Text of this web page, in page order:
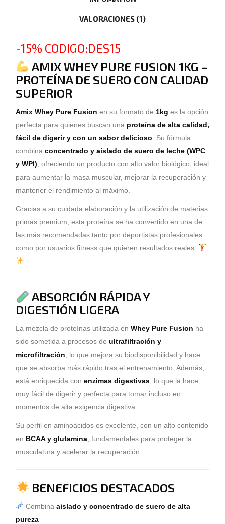
VALORACIONES (1)
-15% CODIGO:DES15
AMIX WHEY PURE FUSION 1KG –
PROTEÍNA DE SUERO CON CALIDAD
SUPERIOR
Amix Whey Pure Fusion en su formato de 1kg es la opción
perfecta para quienes buscan una proteína de alta calidad,
fácil de digerir y con un sabor delicioso . Su fórmula
combina concentrado y aislado de suero de leche (WPC
y WPI) , ofreciendo un producto con alto valor biológico, ideal
para aumentar la masa muscular, mejorar la recuperación y
mantener el rendimiento al máximo.
Gracias a su cuidada elaboración y la utilización de materias
primas premium, esta proteína se ha convertido en una de
las más recomendadas tanto por deportistas profesionales
como por usuarios fitness que quieren resultados reales.
ABSORCIÓN RÁPIDA Y
DIGESTIÓN LIGERA
La mezcla de proteínas utilizada en Whey Pure Fusion ha
sido sometida a procesos de ultrafiltración y
microfiltración, lo que mejora su biodisponibilidad y hace
que se absorba más rápido tras el entrenamiento. Además,
está enriquecida con enzimas digestivas, lo que la hace
muy fácil de digerir y perfecta para tomar incluso en
momentos de alta exigencia digestiva.
Su perfil en aminoácidos es excelente, con un alto contenido
en BCAA y glutamina, fundamentales para proteger la
musculatura y acelerar la recuperación.
BENEFICIOS DESTACADOS
Combina aislado y concentrado de suero de alta
pureza